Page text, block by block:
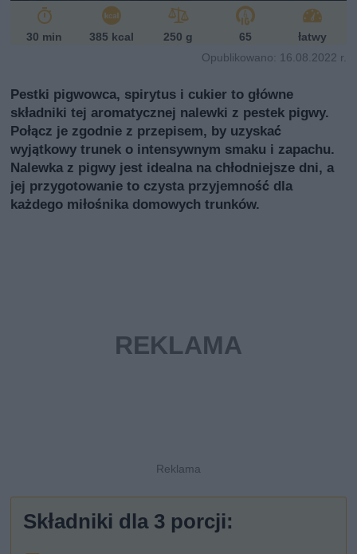
30 min 385 kcal 250 g 65
łatwy
Opublikowano: 16.08.2022 r.
Pestki pigwowca, spirytus i cukier to główne
składniki tej aromatycznej nalewki z pestek pigwy.
Połącz je zgodnie z przepisem, by uzyskać
wyjątkowy trunek o intensywnym smaku i zapachu.
Nalewka z pigwy jest idealna na chłodniejsze dni, a
jej przygotowanie to czysta przyjemność dla
każdego miłośnika domowych trunków.
Składniki dla 3 porcji: